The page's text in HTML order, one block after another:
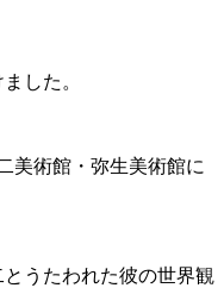
した。
美術館・弥生美術館に
とうたわれた彼の世界観